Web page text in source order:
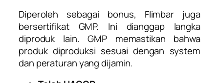
Diperoleh sebagai bonus, Flimbar juga
bersertifikat GMP. Ini dianggap langka
diproduk lain. GMP memastikan bahwa
produk diproduksi sesuai dengan system
dan peraturan yang dijamin.